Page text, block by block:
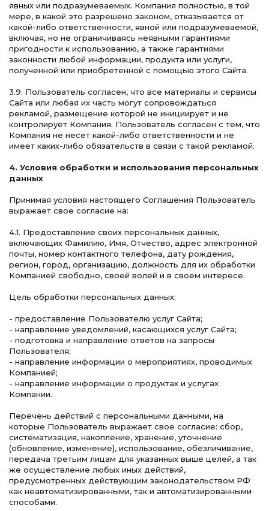
явных или подразумеваемых. Компания полностью, в той
мере, в какой это разрешено законом, отказывается от
какой-либо ответственности, явной или подразумеваемой,
включая, но не ограничиваясь неявными гарантиями
пригодности к использованию, а также гарантиями
законности любой информации, продукта или услуги,
полученной или приобретенной с помощью этого Сайта.
3.9. Пользователь согласен, что все материалы и сервисы
Сайта или любая их часть могут сопровождаться
рекламой, размещение которой не инициирует и не
контролирует Компания. Пользователь согласен с тем, что
Компания не несет какой-либо ответственности и не
имеет каких-либо обязательств в связи с такой рекламой.
4. Условия обработки и использования персональных
данных
Принимая условия настоящего Соглашения Пользователь
выражает свое согласие на:
4.1. Предоставление своих персональных данных,
включающих Фамилию, Имя, Отчество, адрес электронной
почты, номер контактного телефона, дату рождения,
регион, город, организацию, должность для их обработки
Компанией свободно, своей волей и в своем интересе.
Цель обработки персональных данных:
- предоставление Пользователю услуг Сайта;
- направление уведомлений, касающихся услуг Сайта;
- подготовка и направление ответов на запросы
Пользователя;
- направление информации о мероприятиях, проводимых
Компанией;
- направление информации о продуктах и услугах
Компании.
Перечень действий с персональными данными, на
которые Пользователь выражает свое согласие: сбор,
систематизация, накопление, хранение, уточнение
(обновление, изменение), использование, обезличивание,
передача третьим лицам для указанных выше целей, а так
же осуществление любых иных действий,
предусмотренных действующим законодательством РФ
как неавтоматизированными, так и автоматизированными
способами.